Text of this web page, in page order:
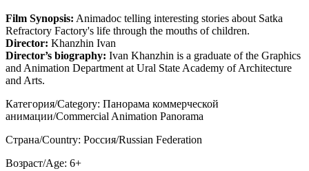
Film Synopsis: Animadoc telling interesting stories about Satka
Refractory Factory's life through the mouths of children.
Director: Khanzhin Ivan
Director’s biography: Ivan Khanzhin is a graduate of the Graphics
and Animation Department at Ural State Academy of Architecture
and Arts.
Категория/Category: Панорама коммерческой
анимации/Commercial Animation Panorama
Страна/Country: Россия/Russian Federation
Возраст/Age: 6+